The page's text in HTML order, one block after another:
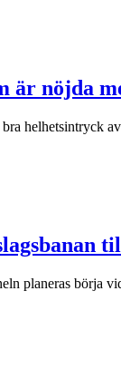
nöjda
helhetsintryck
planeras börja